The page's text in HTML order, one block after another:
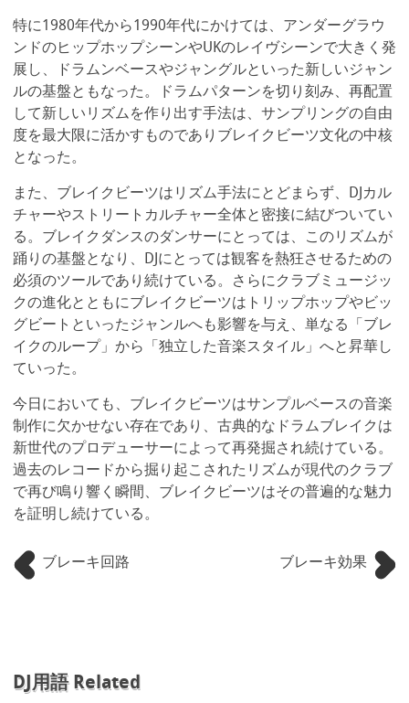
特に1980年代から1990年代にかけては、アンダーグラウ
ンドのヒップホップシーンやUKのレイヴシーンで大きく発
展し、ドラムンベースやジャングルといった新しいジャン
ルの基盤ともなった。ドラムパターンを切り刻み、再配置
して新しいリズムを作り出す手法は、サンプリングの自由
度を最大限に活かすものでありブレイクビーツ文化の中核
となった。
また、ブレイクビーツはリズム手法にとどまらず、DJカル
チャーやストリートカルチャー全体と密接に結びついてい
る。ブレイクダンスのダンサーにとっては、このリズムが
踊りの基盤となり、DJにとっては観客を熱狂させるための
必須のツールであり続けている。さらにクラブミュージッ
クの進化とともにブレイクビーツはトリップホップやビッ
グビートといったジャンルへも影響を与え、単なる「ブレ
イクのループ」から「独立した音楽スタイル」へと昇華し
ていった。
今日においても、ブレイクビーツはサンプルベースの音楽
制作に欠かせない存在であり、古典的なドラムブレイクは
新世代のプロデューサーによって再発掘され続けている。
過去のレコードから掘り起こされたリズムが現代のクラブ
で再び鳴り響く瞬間、ブレイクビーツはその普遍的な魅力
を証明し続けている。
ブレーキ回路 ブレーキ効果
DJ用語 Related